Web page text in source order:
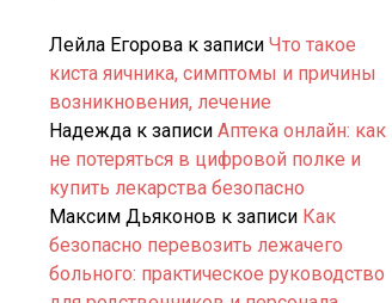
Лейла Егорова к записи Что такое
киста яичника, симптомы и причины
возникновения, лечение
Надежда к записи Аптека онлайн: как
не потеряться в цифровой полке и
купить лекарства безопасно
Максим Дьяконов к записи Как
безопасно перевозить лежачего
больного: практическое руководство